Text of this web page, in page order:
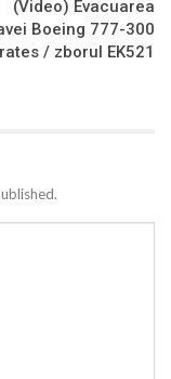
(Video) Evacuarea
Boeing 777-300
/ zborul EK521